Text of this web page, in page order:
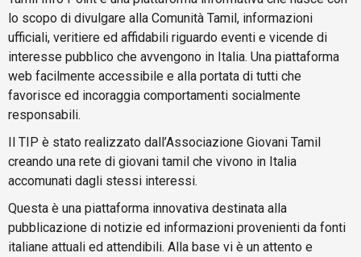
lo scopo di divulgare alla Comunità Tamil, informazioni
ufficiali, veritiere ed affidabili riguardo eventi e vicende di
interesse pubblico che avvengono in Italia. Una piattaforma
web facilmente accessibile e alla portata di tutti che
favorisce ed incoraggia comportamenti socialmente
responsabili.
Il TIP è stato realizzato dall’Associazione Giovani Tamil
creando una rete di giovani tamil che vivono in Italia
accomunati dagli stessi interessi.
Questa è una piattaforma innovativa destinata alla
pubblicazione di notizie ed informazioni provenienti da fonti
italiane attuali ed attendibili. Alla base vi è un attento e